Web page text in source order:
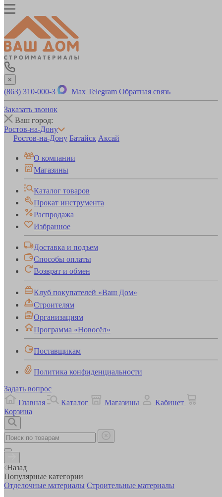
×
(863) 310-000-3 Max Telegram Обратная связь
Заказать звонок
Ваш город:
Ростов-на-Дону
Ростов-на-Дону Батайск Аксай
О компании
Магазины
Каталог товаров
Прокат инструмента
Распродажа
Избранное
Доставка и подъем
Способы оплаты
Возврат и обмен
Клуб покупателей «Ваш Дом»
Строителям
Организациям
Программа «Новосёл»
Поставщикам
Политика конфиденциальности
Задать вопрос
Главная
Каталог Магазины
Кабинет
Корзина
Назад
Популярные категории
Отделочные материалы Строительные материалы